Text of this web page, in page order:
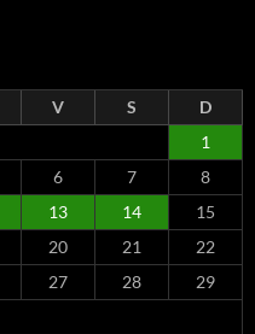
V S
D
1
6 7
8
13 14
15
20 21
22
27 28
29